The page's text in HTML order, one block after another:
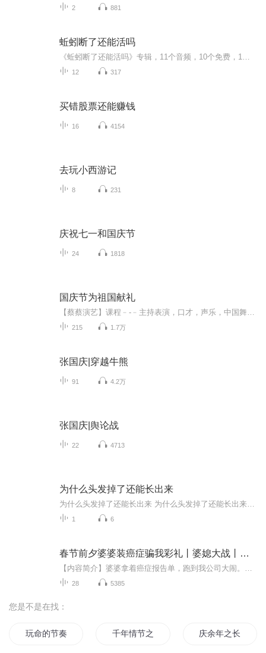
2 881
蚯蚓断了还能活吗
12 317
买错股票还能赚钱
16 4154
去玩小西游记
8 231
庆祝七一和国庆节
24 1818
国庆节为祖国献礼
215 1.7万
张国庆|穿越牛熊
91 4.2万
张国庆|舆论战
22 4713
为什么头发掉了还能长出来
1 6
春节前夕婆婆装癌症骗我彩礼丨婆媳大战丨伦理婚姻短篇
28 5385
您是不是在找：
玩命的节奏 千年情节之三生三世 庆余年之长歌行